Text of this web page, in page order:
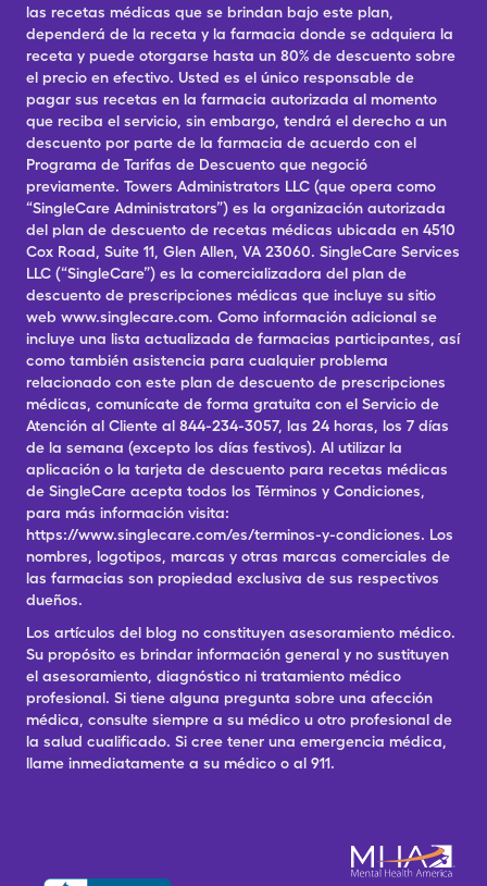
las recetas médicas que se brindan bajo este plan,
dependerá de la receta y la farmacia donde se adquiera la
receta y puede otorgarse hasta un 80% de descuento sobre
el precio en efectivo. Usted es el único responsable de
pagar sus recetas en la farmacia autorizada al momento
que reciba el servicio, sin embargo, tendrá el derecho a un
descuento por parte de la farmacia de acuerdo con el
Programa de Tarifas de Descuento que negoció
previamente. Towers Administrators LLC (que opera como
“SingleCare Administrators”) es la organización autorizada
del plan de descuento de recetas médicas ubicada en 4510
Cox Road, Suite 11, Glen Allen, VA 23060. SingleCare Services
LLC (“SingleCare”) es la comercializadora del plan de
descuento de prescripciones médicas que incluye su sitio
web www.singlecare.com. Como información adicional se
incluye una lista actualizada de farmacias participantes, así
como también asistencia para cualquier problema
relacionado con este plan de descuento de prescripciones
médicas, comunícate de forma gratuita con el Servicio de
Atención al Cliente al 844-234-3057, las 24 horas, los 7 días
de la semana (excepto los días festivos). Al utilizar la
aplicación o la tarjeta de descuento para recetas médicas
de SingleCare acepta todos los Términos y Condiciones,
para más información visita:
https://www.singlecare.com/es/terminos-y-condiciones. Los
nombres, logotipos, marcas y otras marcas comerciales de
las farmacias son propiedad exclusiva de sus respectivos
dueños.
Los artículos del blog no constituyen asesoramiento médico.
Su propósito es brindar información general y no sustituyen
el asesoramiento, diagnóstico ni tratamiento médico
profesional. Si tiene alguna pregunta sobre una afección
médica, consulte siempre a su médico u otro profesional de
la salud cualificado. Si cree tener una emergencia médica,
llame inmediatamente a su médico o al 911.